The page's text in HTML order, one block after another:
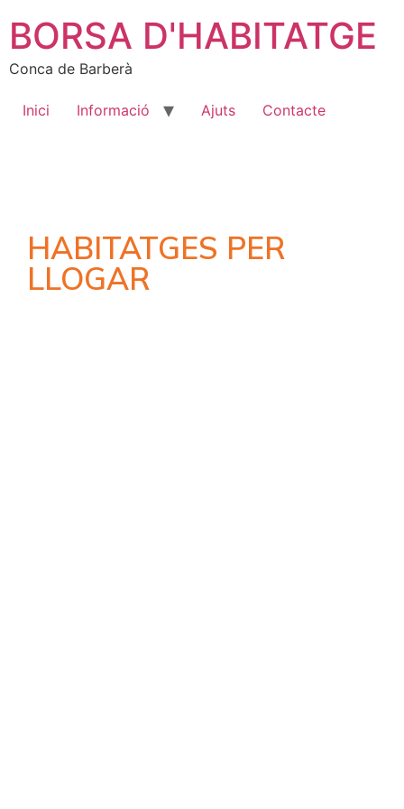
BORSA D'HABITATGE
Conca de Barberà
Inici Informació Ajuts Contacte
HABITATGES PER
LLOGAR